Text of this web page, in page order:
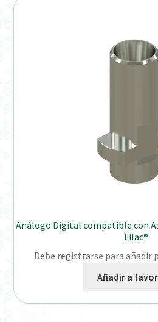
Análogo Digital compatible con
Lilac®
Debe registrarse para añadir
Añadir a